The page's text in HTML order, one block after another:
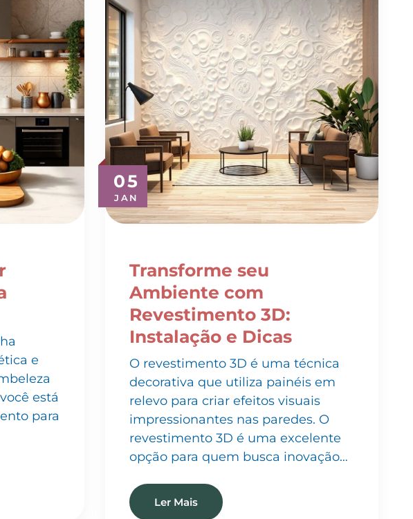
e
está
para
05
JAN
Ambiente com
Revestimento 3D:
Instalação e Dicas
O revestimento 3D é uma técnica
decorativa que utiliza painéis em
relevo para criar efeitos visuais
impressionantes nas paredes. O
revestimento 3D é uma excelente
opção para quem busca inovação…
Ler Mais